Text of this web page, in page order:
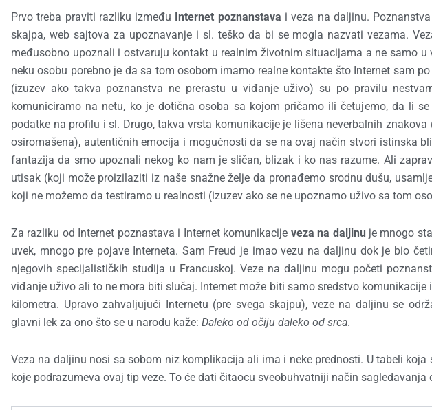
Prvo treba praviti razliku između Internet poznanstava i veza na daljinu.
skajpa, web sajtova za upoznavanje i sl. teško da bi se mogla nazvati vezama.
međusobno upoznali i ostvaruju kontakt u realnim životnim situacijama a ne samo u
neku osobu porebno je da sa tom osobom imamo realne kontakte što Internet sam
(izuzev ako takva poznanstva ne prerastu u viđanje uživo) su po pravilu
komuniciramo na netu, ko je dotična osoba sa kojom pričamo ili četujemo, da li
podatke na profilu i sl. Drugo, takva vrsta komunikacije je lišena neverbalnih
osiromašena), autentičnih emocija i mogućnosti da se na ovaj način stvori istinska
fantazija da smo upoznali nekog ko nam je sličan, blizak i ko nas razume. Ali
utisak (koji može proizilaziti iz naše snažne želje da pronađemo srodnu dušu,
koji ne možemo da testiramo u realnosti (izuzev ako se ne upoznamo uživo sa tom
Za razliku od Internet poznastava i Internet komunikacije veza na daljinu je mnogo
uvek, mnogo pre pojave Interneta. Sam Freud je imao vezu na daljinu dok je bio
njegovih specijalističkih studija u Francuskoj. Veze na daljinu mogu početi
viđanje uživo ali to ne mora biti slučaj. Internet može biti samo sredstvo
kilometra. Upravo zahvaljujući Internetu (pre svega skajpu), veze na daljinu se
glavni lek za ono što se u narodu kaže: Daleko od očiju daleko od srca.
Veza na daljinu nosi sa sobom niz komplikacija ali ima i neke prednosti. U tabeli
koje podrazumeva ovaj tip veze. To će dati čitaocu sveobuhvatniji način sagledavanja